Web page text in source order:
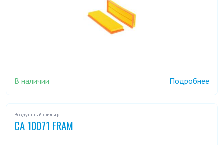
В наличии Подробнее
Воздушный фильтр
CA 10071 FRAM